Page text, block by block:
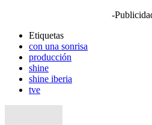
-
Etiquetas
con una sonrisa
producción
shine
shine iberia
tve